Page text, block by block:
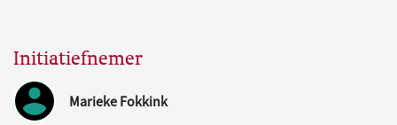
Initiatiefnemer
Marieke Fokkink